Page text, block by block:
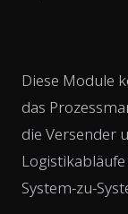
Diese Module
das
die Versender
System-zu-